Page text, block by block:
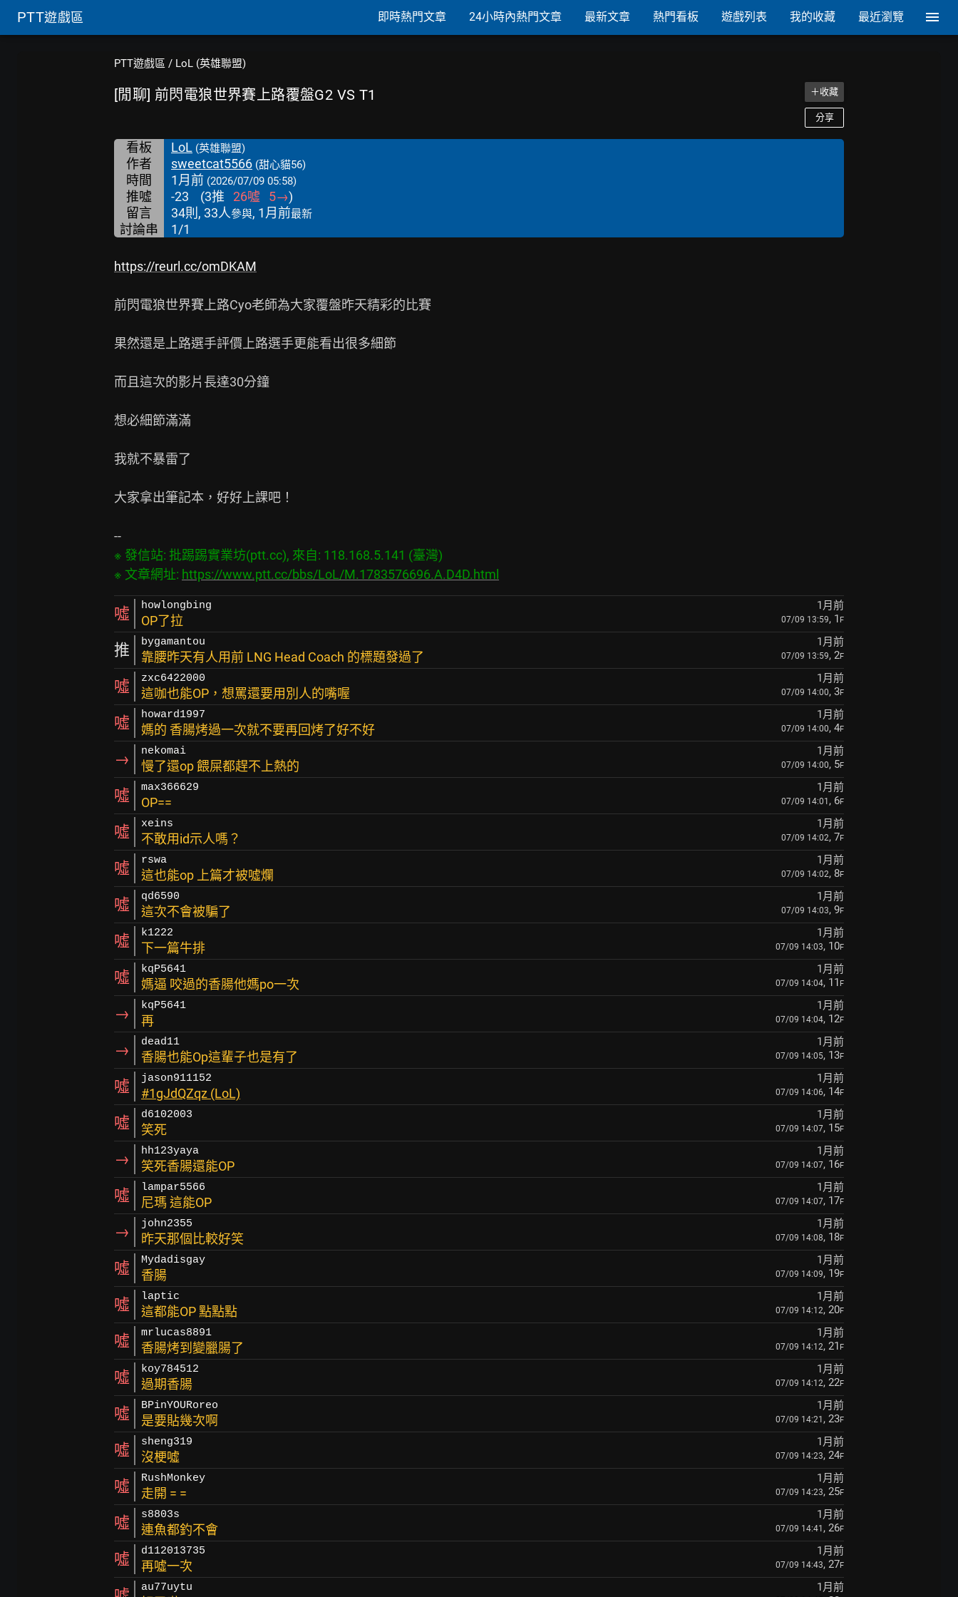
PTT遊戲區 即時熱門文章 24小時內熱門文章 最新文章 熱門看板 遊戲列表 我的收藏 最近瀏覽
PTT遊戲區 / LoL (英雄聯盟)
[閒聊] 前閃電狼世界賽上路覆盤G2 VS T1 ＋收藏
分享
看板 LoL (英雄聯盟)
作者 sweetcat5566 (甜心貓56)
時間 1月前 (2026/07/09 05:58)
推噓 -23 (3推 26噓 5→)
留言
34則, 33人參與, 1月前最新
討論串 1/1
https://reurl.cc/omDKAM
前閃電狼世界賽上路Cyo老師為大家覆盤昨天精彩的比賽
果然還是上路選手評價上路選手更能看出很多細節
而且這次的影片長達30分鐘
想必細節滿滿
我就不暴雷了
大家拿出筆記本，好好上課吧！
※ 發信站: 批踢踢實業坊(ptt.cc), 來自: 118.168.5.141 (臺灣)
※ 文章網址: https://www.ptt.cc/bbs/LoL/M.1783576696.A.D4D.html
噓 howlongbing 1月前
OP了拉 07/09 13:59, 1 F
推 bygamantou 1月前
靠腰昨天有人用前 LNG Head Coach 的標題發過了 07/09 13:59, 2F
噓 zxc6422000 1月前
這咖也能OP，想罵還要用別人的嘴喔 07/09 14:00, 3F
噓 howard1997 1月前
媽的 香腸烤過一次就不要再回烤了好不好 07/09 14:00, 4F
→ nekomai 1月前
慢了還op 餵屎都趕不上熱的 07/09 14:00, 5F
噓 max366629 1月前
OP== 07/09 14:01 , 6F
噓 xeins 1月前
不敢用id示人嗎？ 07/09 14:02, 7F
噓 rswa 1月前
這也能op 上篇才被噓爛 07/09 14:02, 8F
噓 qd6590 1月前
這次不會被騙了 07/09 14:03, 9F
噓 k1222 1月前
下一篇牛排 07/09 14:03, 10F
噓 kqP5641 1月前
媽逼 咬過的香腸他媽po一次 07/09 14:04, 11 F
→ kqP5641 1月前
再 07/09 14:04, 12F
→ dead11 1月前
香腸也能Op這輩子也是有了 07/09 14:05, 13F
噓 jason911152 1月前
#1gJdQZqz (LoL) 07/09 14:06, 14F
噓 d6102003 1月前
笑死 07/09 14:07, 15F
→ hh123yaya 1月前
笑死香腸還能OP 07/09 14:07, 16F
噓 lampar5566 1月前
尼瑪 這能OP 07/09 14:07, 17F
→ john2355 1月前
昨天那個比較好笑 07/09 14:08, 18F
噓 Mydadisgay 1月前
香腸 07/09 14:09, 19F
噓 laptic 1月前
這都能OP 點點點 07/09 14:12, 20F
噓 mrlucas8891 1月前
香腸烤到變臘腸了 07/09 14:12, 21 F
噓 koy784512 1月前
過期香腸 07/09 14:12, 22F
噓 BPinYOURoreo 1月前
是要貼幾次啊 07/09 14:21 , 23F
噓 sheng319 1月前
沒梗噓 07/09 14:23, 24F
噓 RushMonkey 1月前
走開 = = 07/09 14:23, 25F
噓 s8803s 1月前
連魚都釣不會 07/09 14:41 , 26F
噓 d112013735 1月前
再噓一次 07/09 14:43, 27F
au77uytu 1月前